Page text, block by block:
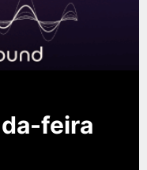
feira